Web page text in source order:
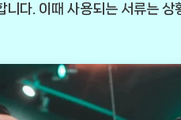
다. 이때 사용되는 서류는 상